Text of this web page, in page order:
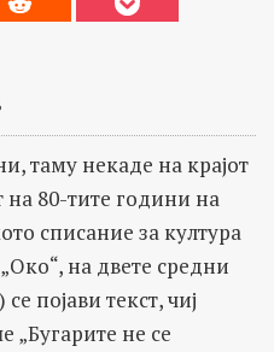
таму некаде на крајот
на 80-тите години на
списание за култура
на двете средни
појави текст, чиј
„Бугарите не се